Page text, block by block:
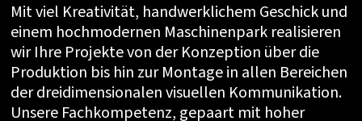
Mit viel Kreativität, handwerklichem Geschick und
einem hochmodernen Maschinenpark realisieren
wir Ihre Projekte von der Konzeption über die
Produktion bis hin zur Montage in allen Bereichen
der dreidimensionalen visuellen Kommunikation.
Unsere Fachkompetenz, gepaart mit hoher